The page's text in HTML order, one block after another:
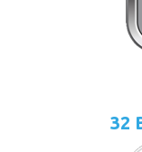
32